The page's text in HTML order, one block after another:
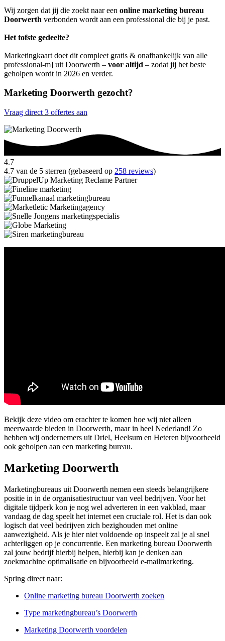
Wij zorgen dat jij die zoekt naar een online marketing bureau
Doorwerth verbonden wordt aan een professional die bij je past.
Het tofste gedeelte?
Marketingkaart doet dit compleet gratis & onafhankelijk van alle
professional-m] uit Doorwerth – voor altijd – zodat jij het beste
geholpen wordt in 2026 en verder.
Marketing Doorwerth gezocht?
Vraag direct 3 offertes aan
4.7
4.7 van de 5 sterren (gebaseerd op 258 reviews)
Bekijk deze video om erachter te komen hoe wij niet alleen
meerwaarde bieden in Doorwerth, maar in heel Nederland! Zo
hebben wij ondernemers uit Driel, Heelsum en Heteren bijvoorbeeld
ook geholpen aan een marketing bureau.
Marketing Doorwerth
Marketingbureaus uit Doorwerth nemen een steeds belangrijkere
positie in in de organisatiestructuur van veel bedrijven. Voor het
digitale tijdperk kon je nog wel adverteren in een vakblad, maar
vandaag de dag speelt het internet een cruciale rol. Het is dan ook
logisch dat veel bedrijven zich bezighouden met online
aanwezigheid. Als je hier niet voldoende op inspeelt zal je al snel
achterliggen op je concurrentie. Een marketing bureau Doorwerth
zal jouw bedrijf hierbij helpen, hierbij kan je denken aan
zoekmachine optimalisatie en bijvoorbeeld e-mailmarketing.
Spring direct naar:
Online marketing bureau Doorwerth zoeken
Type marketingbureau’s Doorwerth
Marketing Doorwerth voordelen